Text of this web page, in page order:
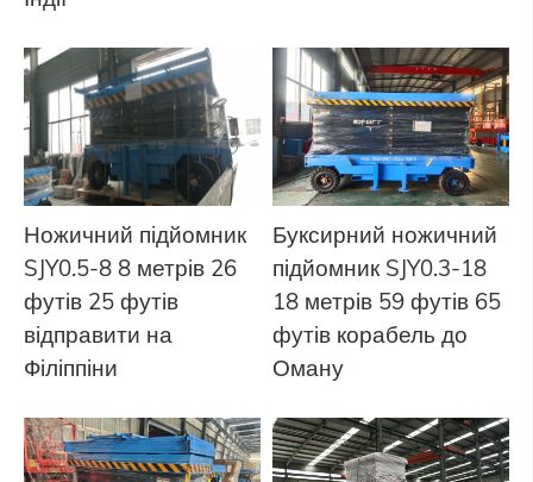
Ножичний підйомник
SJY0.5-8 8 метрів 26
футів 25 футів
відправити на
Філіппіни
Буксирний ножичний
підйомник SJY0.3-18
18 метрів 59 футів 65
футів корабель до
Оману